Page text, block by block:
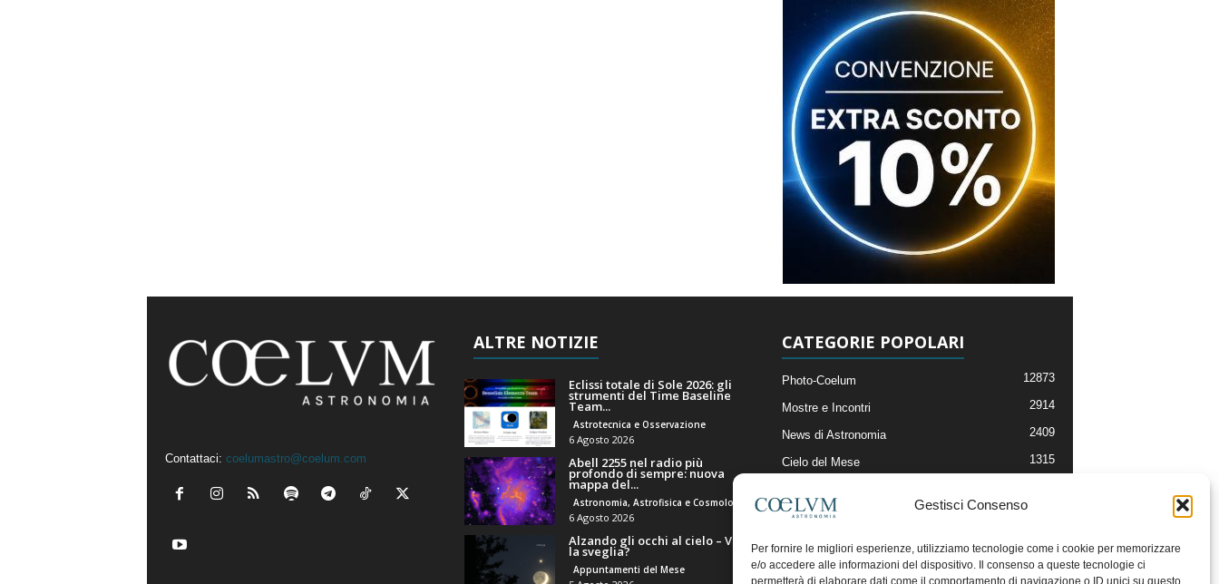
Gestisci Consenso
Per fornire le migliori esperienze, utilizziamo tecnologie come i cookie per memorizzare
e/o accedere alle informazioni del dispositivo. Il consenso a queste tecnologie ci
permetterà di elaborare dati come il comportamento di navigazione o ID unici su questo
Contattaci: coelumastro@coelum.com
ALTRE NOTIZIE
Eclissi totale di Sole 2026: gli
strumenti del Time Baseline
Team...
Astrotecnica e Osservazione
6 Agosto 2026
Abell 2255 nel radio più
profondo di sempre: nuova
mappa del...
Astronomia, Astrofisica e Cosmologia
6 Agosto 2026
Alzando gli occhi al cielo – Vale
la sveglia?
Appuntamenti del Mese
CATEGORIE POPOLARI
Photo-Coelum 12873
Mostre e Incontri 2914
News di Astronomia 2409
Cielo del Mese 1315
Articoli e Risorse On-Line
Il Blog della Redazione